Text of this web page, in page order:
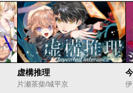
虚構推理
片瀬茶柴/城平京